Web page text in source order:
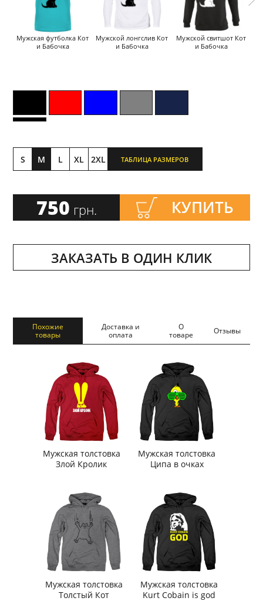
Мужская футболка Кот
и Бабочка
Мужской лонгслив Кот
и Бабочка
Мужской свитшот Кот
и Бабочка
S M L XL 2XL ТАБЛИЦА РАЗМЕРОВ
750 грн. КУПИТЬ
ЗАКАЗАТЬ В ОДИН КЛИК
Похожие
товары
Доставка и
оплата
О
товаре
Отзывы
Мужская толстовка
Злой Кролик
Мужская толстовка
Ципа в очках
Мужская толстовка
Толстый Кот
Мужская толстовка
Kurt Cobain is god